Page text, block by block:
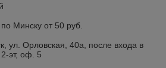
Минску от 50 руб.
ул. Орловская, 40а, после входа в
эт, оф. 5